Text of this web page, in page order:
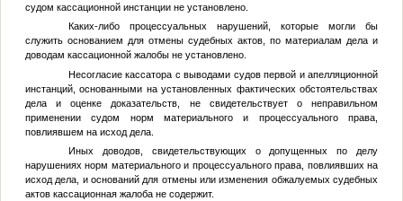
судом кассационной инстанции не установлено.
Каких-либо процессуальных нарушений, которые могли бы
служить основанием для отмены судебных актов, по материалам дела и
доводам кассационной жалобы не установлено.
Несогласие кассатора с выводами судов первой и апелляционной
инстанций, основанными на установленных фактических обстоятельствах
дела и оценке доказательств, не свидетельствует о неправильном
применении судом норм материального и процессуального права,
повлиявшем на исход дела.
Иных доводов, свидетельствующих о допущенных по делу
нарушениях норм материального и процессуального права, повлиявших на
исход дела, и оснований для отмены или изменения обжалуемых судебных
актов кассационная жалоба не содержит.